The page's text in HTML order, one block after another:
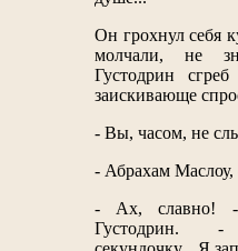
Он грохнул себя
молчали, не
Густодрин
заискивающе
- Вы, часом, не
- Абрахам
- Ах, славно! -
Густодрин. -